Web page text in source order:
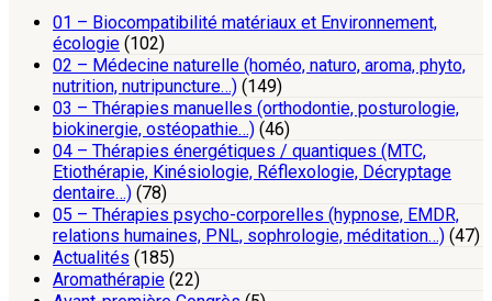
01 – Biocompatibilité matériaux et Environnement,
écologie (102)
02 – Médecine naturelle (homéo, naturo, aroma, phyto,
nutrition, nutripuncture…) (149)
03 – Thérapies manuelles (orthodontie, posturologie,
biokinergie, ostéopathie…) (46)
04 – Thérapies énergétiques / quantiques (MTC,
Etiothérapie, Kinésiologie, Réflexologie, Décryptage
dentaire…) (78)
05 – Thérapies psycho-corporelles (hypnose, EMDR,
relations humaines, PNL, sophrologie, méditation…) (47)
Actualités (185)
Aromathérapie (22)